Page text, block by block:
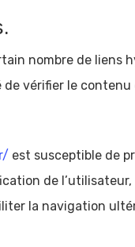
nombre de liens
de vérifier le
est susceptible de
de
la navigation